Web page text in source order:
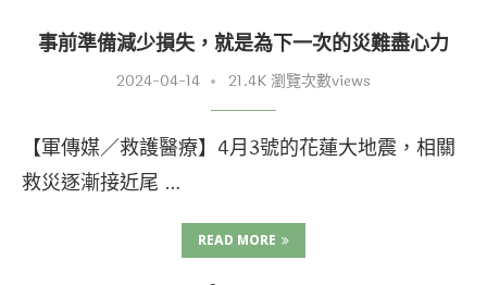
事前準備減少損失，就是為下一次的災難盡心力
2024-04-14 21.4K 瀏覽次數views
【軍傳媒／救護醫療】4月3號的花蓮大地震，相關
救災逐漸接近尾 …
READ MORE